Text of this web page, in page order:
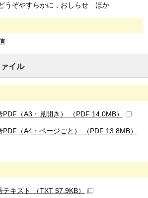
うぞやすらかに，おしらせ ほか
イル
（A3・見開き） （PDF 14.0MB）
（A4・ページごと） （PDF 13.8MB）
キスト （TXT 57.9KB）